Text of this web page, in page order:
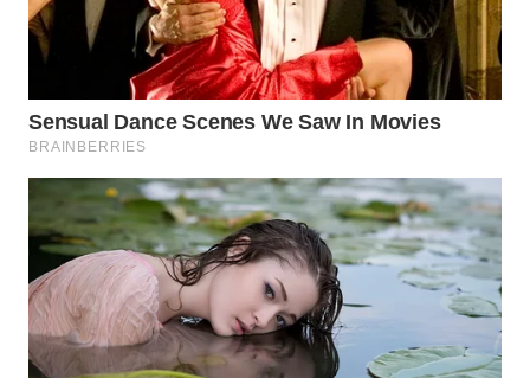
WN
KEPULAUAN
WN
WN
BINJAI
WN
CIREBON